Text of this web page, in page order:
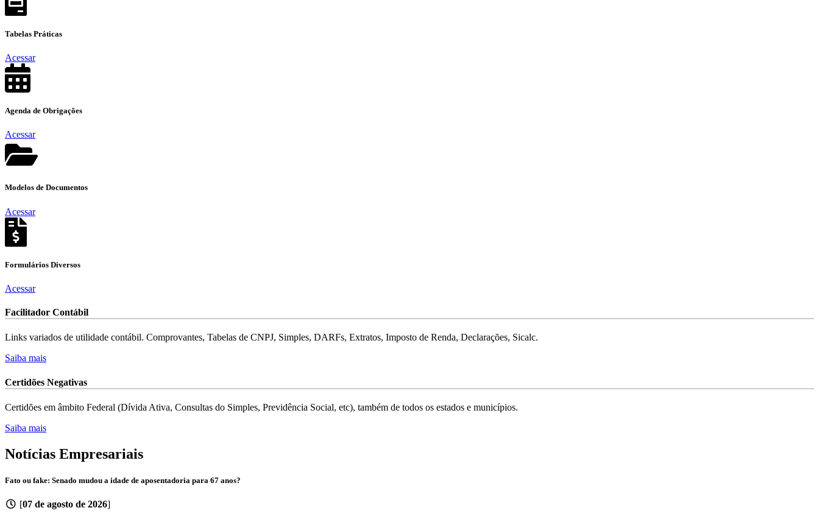
Tabelas Práticas
Acessar
Agenda de Obrigações
Acessar
Modelos de Documentos
Acessar
Formulários Diversos
Acessar
Facilitador Contábil
Links variados de utilidade contábil. Comprovantes, Tabelas de CNPJ, Simples, DARFs, Extratos, Imposto de Renda, Declarações, Sicalc.
Saiba mais
Certidões Negativas
Certidões em âmbito Federal (Dívida Ativa, Consultas do Simples, Previdência Social, etc), também de todos os estados e municípios.
Saiba mais
Notícias Empresariais
Fato ou fake: Senado mudou a idade de aposentadoria para 67 anos?
[07 de agosto de 2026]